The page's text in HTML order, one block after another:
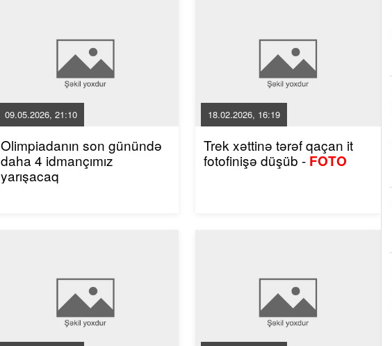
09.05.2026, 21:10
Olimpiadanın son günündə
daha 4 idmançımız
yarışacaq
18.02.2026, 16:19
Trek xəttinə tərəf qaçan it
fotofinişə düşüb - FOTO